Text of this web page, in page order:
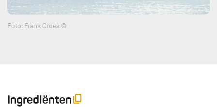
Foto: Frank Croes ©
Ingrediënten